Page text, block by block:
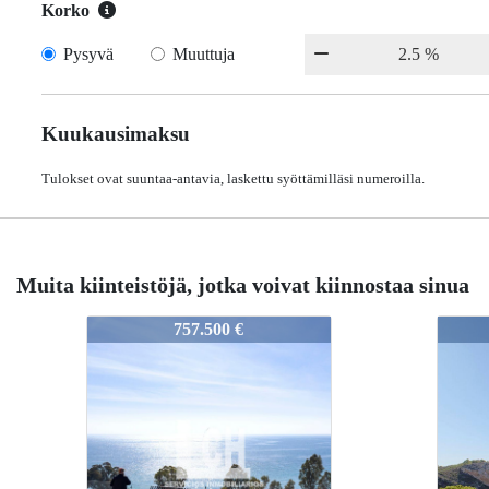
Korko
Pysyvä Muuttuja
Kuukausimaksu
Tulokset ovat suuntaa-antavia, laskettu syöttämilläsi numeroilla.
Muita kiinteistöjä, jotka voivat kiinnostaa sinua
4162
4162